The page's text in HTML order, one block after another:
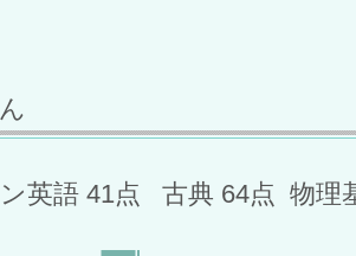
英語 41点 古典 64点 物理